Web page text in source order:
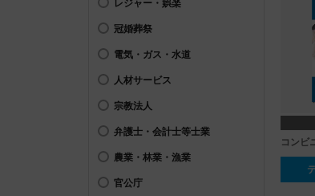
レジャー・娯楽
冠婚葬祭
電気・ガス・水道
人材サービス
宗教法人
弁護士・会計士等士業
農業・林業・漁業
官公庁
コンビ